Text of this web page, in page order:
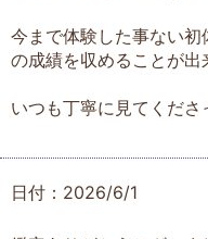
今まで体験した事ない
の成績を収めることが出
いつも丁寧に見てくださ
日付：2026/6/1